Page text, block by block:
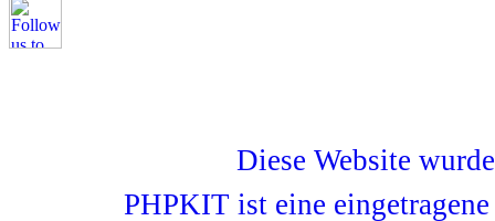
Diese Website
PHPKIT ist eine